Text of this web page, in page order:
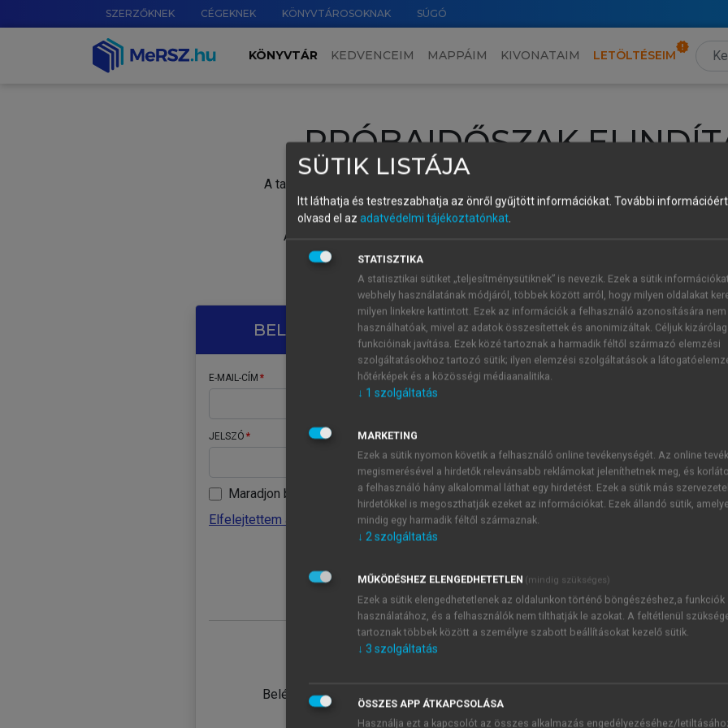
SZERZŐKNEK CÉGEKNEK KÖNYVTÁROSOKNAK SÚGÓ
KÖNYVTÁR KEDVENCEIM MAPPÁIM KIVONATAIM LETÖLTÉSEIM
PRÓBAIDŐSZAK
A tartalom megtekintéséhez lépj be a saját fiókoddal, iskolai azonosítóddal vagy
Új felhasználóként1 óra díjmentes hozzáférésrevagy
A próbaidőszak elindításához,
vagy hozz
A regisztráció után a
BELÉPÉS SAJÁT FIÓKKAL
E-MAIL-CÍM
JELSZÓ
Maradjon belépve
Elfelejtettem a jelszavamat
Belépés intézményi azonosítóval
ÚJ FIÓK
1 óra
JELSZÓ
Kérek értesítést a MeRSZ
Kérek értesítést az
SÜTIK LISTÁJA
Itt láthatja és testreszabhatja az önről gyűjtött információkat. További
olvasd el az adatvédelmi tájékoztatónkat.
STATISZTIKA
A statisztikai sütiket „teljesítménysütiknek” is nevezik. Ezek a sütik
webhely használatának módjáról, többek között arról, hogy milyen oldalakat
milyen linkekre kattintott. Ezek az információk a felhasználó azonosítására nem
használhatóak, mivel az adatok összesítettek és anonimizáltak. Céljuk
funkcióinak javítása. Ezek közé tartoznak a harmadik féltől származó elemzési
szolgáltatásokhoz tartozó sütik; ilyen elemzési szolgáltatások a
hőtérképek és a közösségi médiaanalitika.
↓ 1 szolgáltatás
MARKETING
Ezek a sütik nyomon követik a felhasználó online tevékenységét. Az online
megismerésével a hirdetők relevánsabb reklámokat jeleníthetnek meg, és
a felhasználó hány alkalommal láthat egy hirdetést. Ezek a sütik más
hirdetőkkel is megoszthatják ezeket az információkat. Ezek állandó sütik,
mindig egy harmadik féltől származnak.
↓ 2szolgáltatás
MŰKÖDÉSHEZ ELENGEDHETETLEN (mindig szükséges)
Ezek a sütik elengedhetetlenek az oldalunkon történő böngészéshez,a funkciók
használatához, és a felhasználók nem tilthatják le azokat. A feltétlenül
tartoznak többek között a személyre szabott beállításokat kezelő sütik.
↓ 3 szolgáltatás
ÖSSZES APP ÁTKAPCSOLÁSA
Használja ezt a kapcsolót az összes alkalmazás engedélyezéséhez/